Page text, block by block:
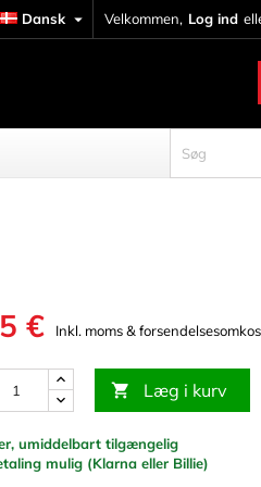
Velkommen, Log ind
Dansk 
€ Inkl. moms &
 Læg i kurv
umiddelbart tilgængelig
mulig (Klarna eller Billie)